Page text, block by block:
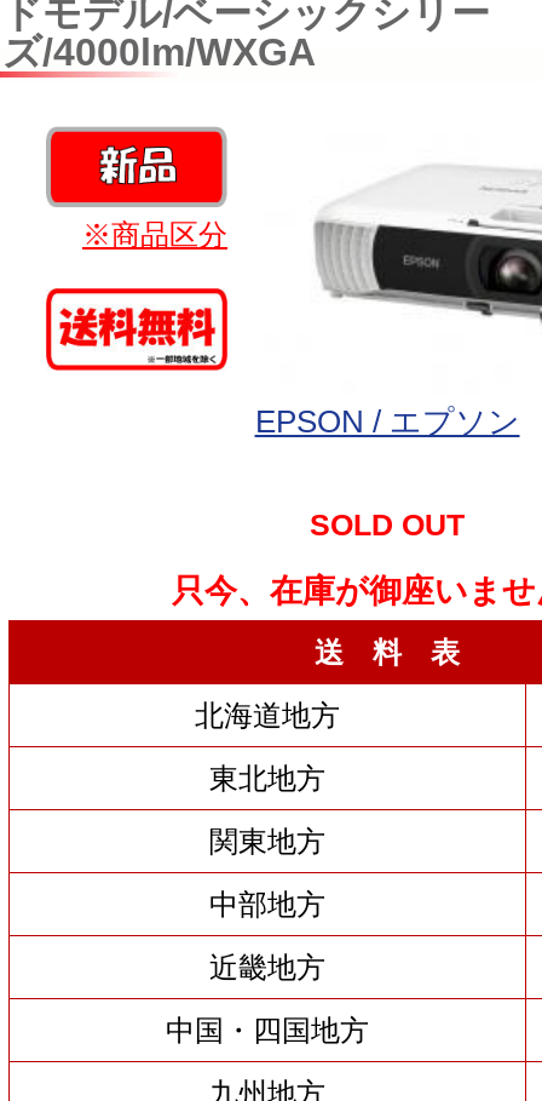
ドモデル/ベーシックシリー
ズ/4000lm/WXGA
※商品区分
EPSON / エプソン
SOLD OUT
只今、在庫が御座いま
送 料 表
北海道地方
東北地方
関東地方
中部地方
近畿地方
中国・四国地方
九州地方